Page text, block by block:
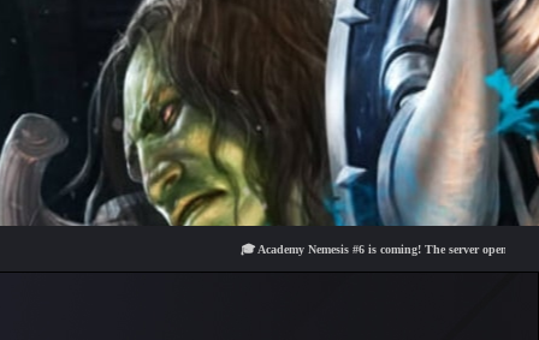
🎓 Academy Nemesis #6 is coming! The server opens on